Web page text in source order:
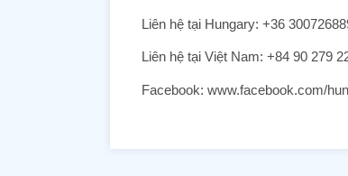
Liên hệ tại Hungary: +36
Liên hệ tại Việt Nam: +84 90 279
Facebook: www.facebook.com/